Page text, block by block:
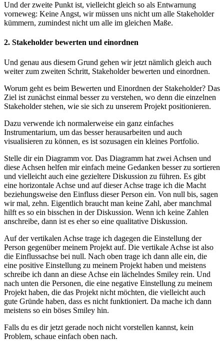
Und der zweite Punkt ist, vielleicht gleich so als Entwarnung
vorneweg: Keine Angst, wir müssen uns nicht um alle Stakeholder
kümmern, zumindest nicht um alle im gleichen Maße.
2. Stakeholder bewerten und einordnen
Und genau aus diesem Grund gehen wir jetzt nämlich gleich auch
weiter zum zweiten Schritt, Stakeholder bewerten und einordnen.
Worum geht es beim Bewerten und Einordnen der Stakeholder? Das
Ziel ist zunächst einmal besser zu verstehen, wo denn die einzelnen
Stakeholder stehen, wie sie sich zu unserem Projekt positionieren.
Dazu verwende ich normalerweise ein ganz einfaches
Instrumentarium, um das besser herausarbeiten und auch
visualisieren zu können, es ist sozusagen ein kleines Portfolio.
Stelle dir ein Diagramm vor. Das Diagramm hat zwei Achsen und
diese Achsen helfen mir einfach meine Gedanken besser zu sortieren
und vielleicht auch eine gezieltere Diskussion zu führen. Es gibt
eine horizontale Achse und auf dieser Achse trage ich die Macht
beziehungsweise den Einfluss dieser Person ein. Von null bis, sagen
wir mal, zehn. Eigentlich braucht man keine Zahl, aber manchmal
hilft es so ein bisschen in der Diskussion. Wenn ich keine Zahlen
anschreibe, dann ist es eher so eine qualitative Diskussion.
Auf der vertikalen Achse trage ich dagegen die Einstellung der
Person gegenüber meinem Projekt auf. Die vertikale Achse ist also
die Einflussachse bei null. Nach oben trage ich dann alle ein, die
eine positive Einstellung zu meinem Projekt haben und meistens
schreibe ich dann an diese Achse ein lächelndes Smiley rein. Und
nach unten die Personen, die eine negative Einstellung zu meinem
Projekt haben, die das Projekt nicht möchten, die vielleicht auch
gute Gründe haben, dass es nicht funktioniert. Da mache ich dann
meistens so ein böses Smiley hin.
Falls du es dir jetzt gerade noch nicht vorstellen kannst, kein
Problem, schaue einfach oben nach.